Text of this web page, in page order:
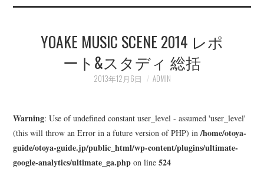
LIBRARY
YOAKE MUSIC SCENE 2014 レポ
ート&スタディ 総括
2013年12月6日 ADMIN
Warning: Use of undefined constant user_level - assumed 'user_level'
(this will throw an Error in a future version of PHP) in/home/otoya-
guide/otoya-guide.jp/public_html/wp-content/plugins/ultimate-
google-analytics/ultimate_ga.php on line524